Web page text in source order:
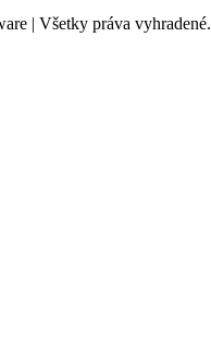
| Všetky práva vyhradené.